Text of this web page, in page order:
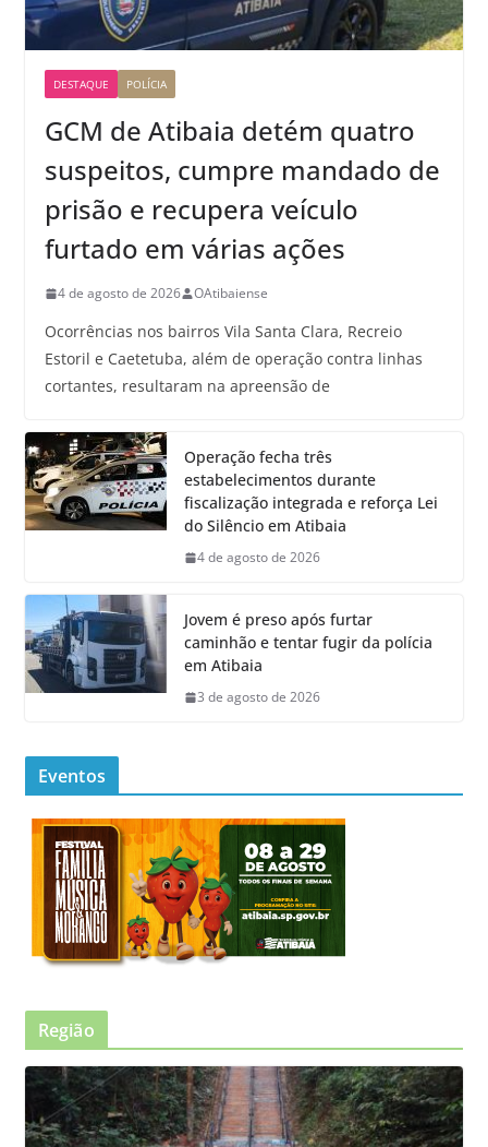
DESTAQUE POLÍCIA
GCM de Atibaia detém quatro
suspeitos, cumpre mandado de
prisão e recupera veículo
furtado em várias ações
4 de agosto de 2026 OAtibaiense
Ocorrências nos bairros Vila Santa Clara, Recreio
Estoril e Caetetuba, além de operação contra linhas
cortantes, resultaram na apreensão de
Operação fecha três
estabelecimentos durante
fiscalização integrada e reforça Lei
do Silêncio em Atibaia
4 de agosto de 2026
Jovem é preso após furtar
caminhão e tentar fugir da polícia
em Atibaia
3 de agosto de 2026
Eventos
Região